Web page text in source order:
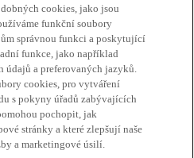
cookies, jako jsou
funkční soubory
správnou funkci a poskytující
funkce, jako například
údajů a preferovaných jazyků.
cookies, pro vytváření
s pokyny úřadů zabývajících
pochopit, jak
stránky a které zlepšují naše
a marketingové úsilí.